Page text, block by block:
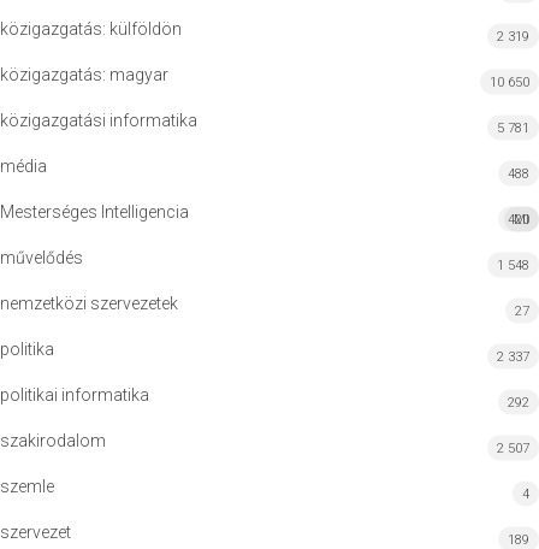
közigazgatás: külföldön 2 319
közigazgatás: magyar 10 650
közigazgatási informatika 5 781
média 488
Mesterséges Intelligencia MI
420
művelődés 1 548
nemzetközi szervezetek 27
politika 2 337
politikai informatika 292
szakirodalom 2 507
szemle 4
szervezet 189